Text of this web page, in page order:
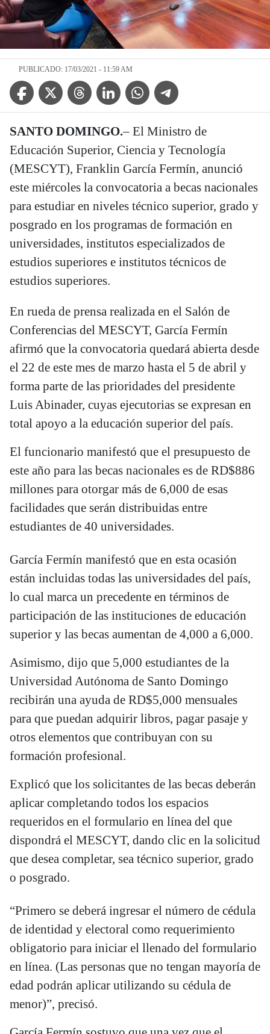
PUBLICADO: 17/03/2021 - 11:59 AM
Facebook IconTwitter IconThreads IconLinkedin IconWhatsApp IconTelegram Icon
SANTO DOMINGO.– El Ministro de
Educación Superior, Ciencia y Tecnología
(MESCYT), Franklin García Fermín, anunció
este miércoles la convocatoria a becas nacionales
para estudiar en niveles técnico superior, grado y
posgrado en los programas de formación en
universidades, institutos especializados de
estudios superiores e institutos técnicos de
estudios superiores.
En rueda de prensa realizada en el Salón de
Conferencias del MESCYT, García Fermín
afirmó que la convocatoria quedará abierta desde
el 22 de este mes de marzo hasta el 5 de abril y
forma parte de las prioridades del presidente
Luis Abinader, cuyas ejecutorias se expresan en
total apoyo a la educación superior del país.
El funcionario manifestó que el presupuesto de
este año para las becas nacionales es de RD$886
millones para otorgar más de 6,000 de esas
facilidades que serán distribuidas entre
estudiantes de 40 universidades.
García Fermín manifestó que en esta ocasión
están incluidas todas las universidades del país,
lo cual marca un precedente en términos de
participación de las instituciones de educación
superior y las becas aumentan de 4,000 a 6,000.
Asimismo, dijo que 5,000 estudiantes de la
Universidad Autónoma de Santo Domingo
recibirán una ayuda de RD$5,000 mensuales
para que puedan adquirir libros, pagar pasaje y
otros elementos que contribuyan con su
formación profesional.
Explicó que los solicitantes de las becas deberán
aplicar completando todos los espacios
requeridos en el formulario en línea del que
dispondrá el MESCYT, dando clic en la solicitud
que desea completar, sea técnico superior, grado
o posgrado.
“Primero se deberá ingresar el número de cédula
de identidad y electoral como requerimiento
obligatorio para iniciar el llenado del formulario
en línea. (Las personas que no tengan mayoría de
edad podrán aplicar utilizando su cédula de
menor)”, precisó.